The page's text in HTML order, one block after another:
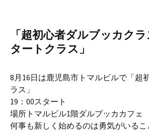
「超初心者ダルブッカク
タートクラス」
8月16日は鹿児島市トマルビルで「超
ラス」
19：00スタート
場所トマルビル1階ダルブッカカフェ
何事も新しく始めるのは勇気がいる